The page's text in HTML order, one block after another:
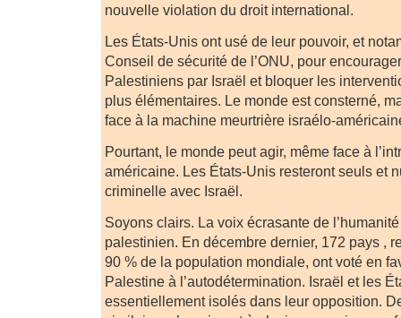
nouvelle violation du droit international.
Les États-Unis ont usé de leur pouvoir, et
Conseil de sécurité de l’ONU, pour
Palestiniens par Israël et bloquer les
plus élémentaires. Le monde est consterné,
face à la machine meurtrière israélo-
Pourtant, le monde peut agir, même face à
américaine. Les États-Unis resteront seuls et
criminelle avec Israël.
Soyons clairs. La voix écrasante de
palestinien. En décembre dernier, 172 pays ,
90 % de la population mondiale, ont voté en
Palestine à l’autodétermination. Israël et les
essentiellement isolés dans leur opposition.